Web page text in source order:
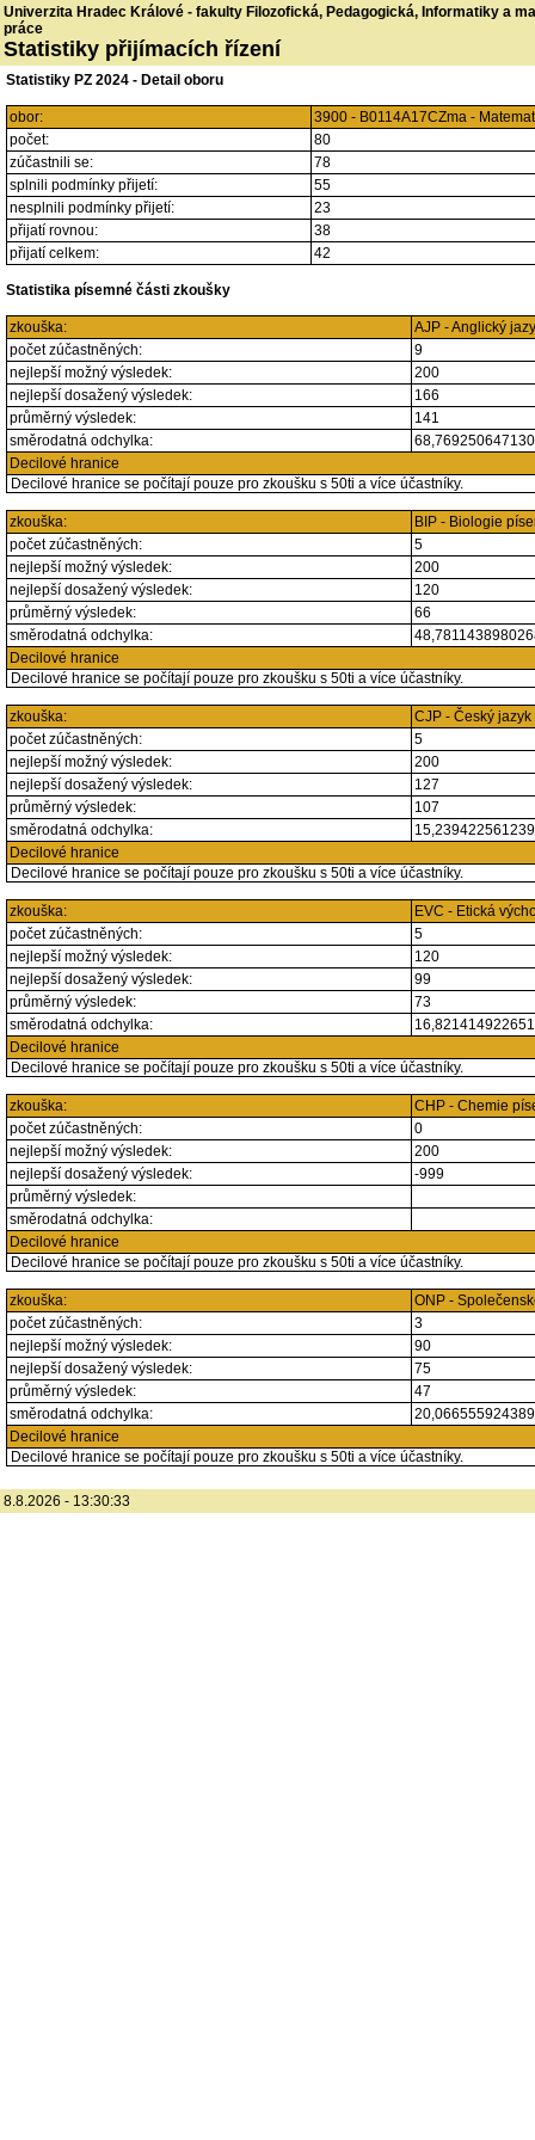
Univerzita Hradec Králové - fakulty Filozofická, Pedagogická, Informatiky a
práce
Statistiky přijímacích řízení
Statistiky PZ 2024 - Detail oboru
obor:
3900 - B0114A17CZma -
počet:
80
zúčastnili se:
78
splnili podmínky přijetí:
55
nesplnili podmínky přijetí:
23
přijatí rovnou:
38
přijatí celkem:
42
Statistika písemné části zkoušky
zkouška:
AJP - Anglický
počet zúčastněných:
9
nejlepší možný výsledek:
200
nejlepší dosažený výsledek:
166
průměrný výsledek:
141
směrodatná odchylka:
Decilové hranice
Decilové hranice se počítají pouze pro zkoušku s 50ti a více účastníky.
zkouška:
BIP - Biologie
počet zúčastněných:
5
nejlepší možný výsledek:
200
nejlepší dosažený výsledek:
120
průměrný výsledek:
66
směrodatná odchylka:
Decilové hranice
Decilové hranice se počítají pouze pro zkoušku s 50ti a více účastníky.
zkouška:
CJP - Český jazyk
počet zúčastněných:
5
nejlepší možný výsledek:
200
nejlepší dosažený výsledek:
127
průměrný výsledek:
107
směrodatná odchylka:
Decilové hranice
Decilové hranice se počítají pouze pro zkoušku s 50ti a více účastníky.
zkouška:
EVC - Etická
počet zúčastněných:
5
nejlepší možný výsledek:
120
nejlepší dosažený výsledek:
99
průměrný výsledek:
73
směrodatná odchylka:
Decilové hranice
Decilové hranice se počítají pouze pro zkoušku s 50ti a více účastníky.
zkouška:
CHP - Chemie
počet zúčastněných:
0
nejlepší možný výsledek:
200
nejlepší dosažený výsledek:
-999
průměrný výsledek:
směrodatná odchylka:
Decilové hranice
Decilové hranice se počítají pouze pro zkoušku s 50ti a více účastníky.
zkouška:
ONP -
počet zúčastněných:
3
nejlepší možný výsledek:
90
nejlepší dosažený výsledek:
75
průměrný výsledek:
47
směrodatná odchylka:
Decilové hranice
Decilové hranice se počítají pouze pro zkoušku s 50ti a více účastníky.
8.8.2026 - 13:30:33